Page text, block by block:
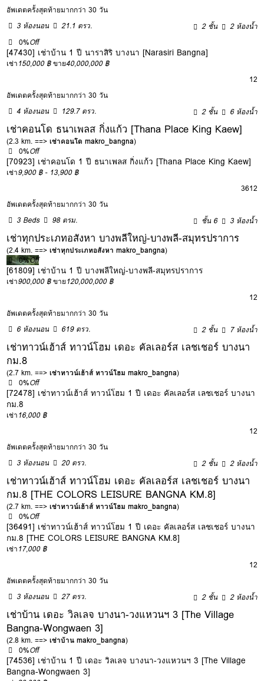
อัพเดตครั้งสุดท้ายมากกว่า 30 วัน
3 ห้องนอน
21.1 ตรว. 2 ชั้น
2 ห้องน้ำ
0%Off
[47430] เช่าบ้าน 1 ปี นาราสิริ บางนา [Narasiri Bangna]
เช่า150,000 ฿ ขาย40,000,000 ฿
12
อัพเดตครั้งสุดท้ายมากกว่า 30 วัน
4 ห้องนอน
129.7 ตรว. 2 ชั้น 6 ห้องน้ำ
เช่าคอนโด ธนาเพลส กิ่งแก้ว [Thana Place King Kaew]
(2.3 km. ==>เช่าคอนโด makro_bangna)
0%Off
[70923] เช่าคอนโด 1 ปี ธนาเพลส กิ่งแก้ว [Thana Place King Kaew]
เช่า9,900 ฿ - 13,900 ฿
3612
อัพเดตครั้งสุดท้ายมากกว่า 30 วัน
3 Beds
98 ตรม. ชั้น 6 3 ห้องน้ำ
เช่าทุกประเภทอสังหา บางพลีใหญ่-บางพลี-สมุทรปราการ
(2.4 km. ==>เช่าทุกประเภทอสังหา makro_bangna)
0%Off
[61809] เช่าบ้าน 1 ปี บางพลีใหญ่-บางพลี-สมุทรปราการ
เช่า900,000 ฿ ขาย120,000,000 ฿
12
อัพเดตครั้งสุดท้ายมากกว่า 30 วัน
6 ห้องนอน
619 ตรว. 2 ชั้น 7 ห้องน้ำ
เช่าทาวน์เฮ้าส์ ทาวน์โฮม เดอะ คัลเลอร์ส เลชเชอร์ บางนา
กม.8
(2.7 km. ==>เช่าทาวน์เฮ้าส์ ทาวน์โฮม makro_bangna)
0%Off
[72478] เช่าทาวน์เฮ้าส์ ทาวน์โฮม 1 ปี เดอะ คัลเลอร์ส เลชเชอร์ บางนา
กม.8
เช่า16,000 ฿
12
อัพเดตครั้งสุดท้ายมากกว่า 30 วัน
3 ห้องนอน
20 ตรว. 2 ชั้น 2 ห้องน้ำ
เช่าทาวน์เฮ้าส์ ทาวน์โฮม เดอะ คัลเลอร์ส เลชเชอร์ บางนา
กม.8 [THE COLORS LEISURE BANGNA KM.8]
(2.7 km. ==>เช่าทาวน์เฮ้าส์ ทาวน์โฮม makro_bangna)
0%Off
[36491] เช่าทาวน์เฮ้าส์ ทาวน์โฮม 1 ปี เดอะ คัลเลอร์ส เลชเชอร์ บางนา
กม.8 [THE COLORS LEISURE BANGNA KM.8]
เช่า17,000 ฿
12
อัพเดตครั้งสุดท้ายมากกว่า 30 วัน
3 ห้องนอน
27 ตรว. 2 ชั้น 2 ห้องน้ำ
เช่าบ้าน เดอะ วิลเลจ บางนา-วงแหวนฯ 3 [The Village
Bangna-Wongwaen 3]
(2.8 km. ==>เช่าบ้าน makro_bangna)
0%Off
[74536] เช่าบ้าน 1 ปี เดอะ วิลเลจ บางนา-วงแหวนฯ 3 [The Village
Bangna-Wongwaen 3]